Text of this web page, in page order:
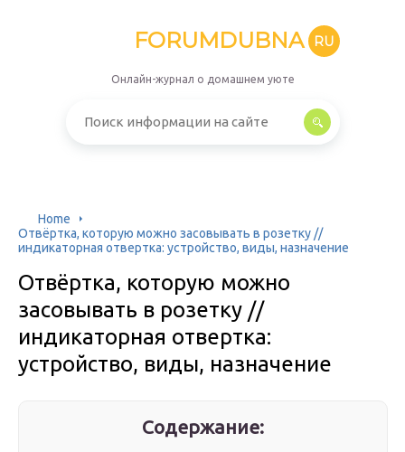
FORUMDUBNA RU
Онлайн-журнал о домашнем уюте
Home
Отвёртка, которую можно засовывать в розетку //
индикаторная отвертка: устройство, виды, назначение
Отвёртка, которую можно
засовывать в розетку //
индикаторная отвертка:
устройство, виды, назначение
Содержание: